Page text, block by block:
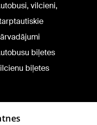
vilcieni,
biļetes
biļetes